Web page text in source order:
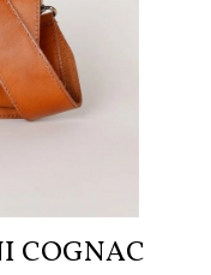
COGNAC